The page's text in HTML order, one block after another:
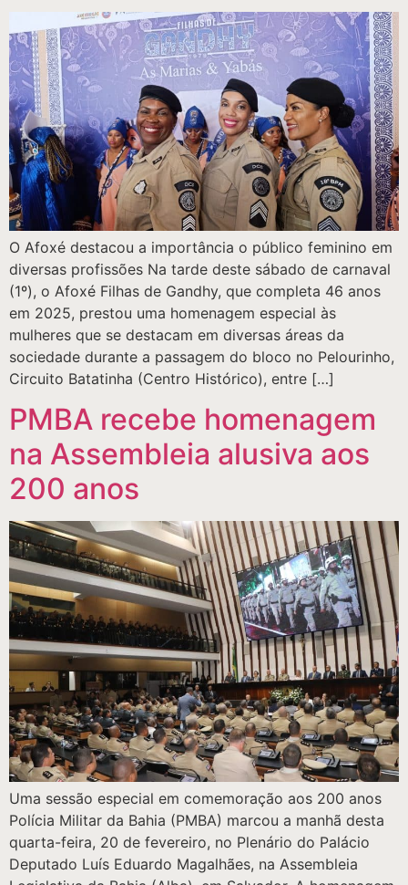
O Afoxé destacou a importância o público feminino em
diversas profissões Na tarde deste sábado de carnaval
(1º), o Afoxé Filhas de Gandhy, que completa 46 anos
em 2025, prestou uma homenagem especial às
mulheres que se destacam em diversas áreas da
sociedade durante a passagem do bloco no Pelourinho,
Circuito Batatinha (Centro Histórico), entre […]
PMBA recebe homenagem
na Assembleia alusiva aos
200 anos
Uma sessão especial em comemoração aos 200 anos
Polícia Militar da Bahia (PMBA) marcou a manhã desta
quarta-feira, 20 de fevereiro, no Plenário do Palácio
Deputado Luís Eduardo Magalhães, na Assembleia